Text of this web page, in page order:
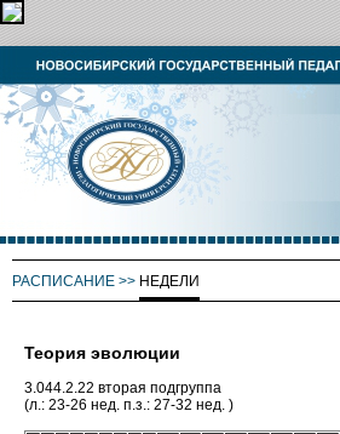
РАСПИСАНИЕ >> НЕДЕЛИ
Теория эволюции
3.044.2.22 вторая подгруппа
(л.: 23-26 нед. п.з.: 27-32 нед. )